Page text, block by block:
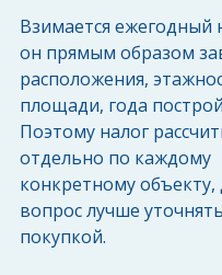
Взимается ежегодный
он прямым образом
расположения,
площади, года
Поэтому налог
отдельно по каждому
конкретному
вопрос лучше
покупкой.